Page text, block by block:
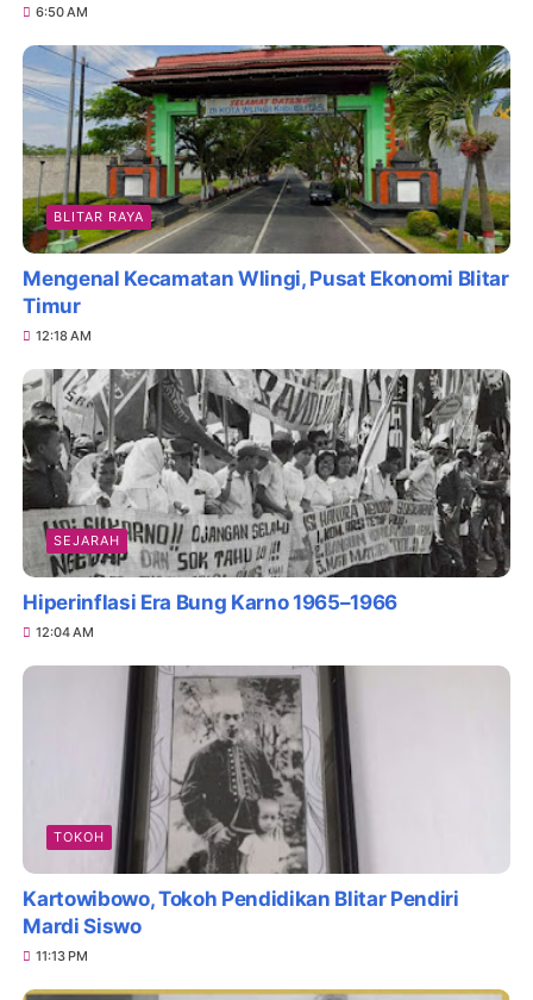
6:50 AM
BLITAR RAYA
Mengenal Kecamatan Wlingi, Pusat Ekonomi Blitar
Timur
12:18 AM
SEJARAH
Hiperinflasi Era Bung Karno 1965–1966
12:04 AM
TOKOH
Kartowibowo, Tokoh Pendidikan Blitar Pendiri
Mardi Siswo
11:13 PM